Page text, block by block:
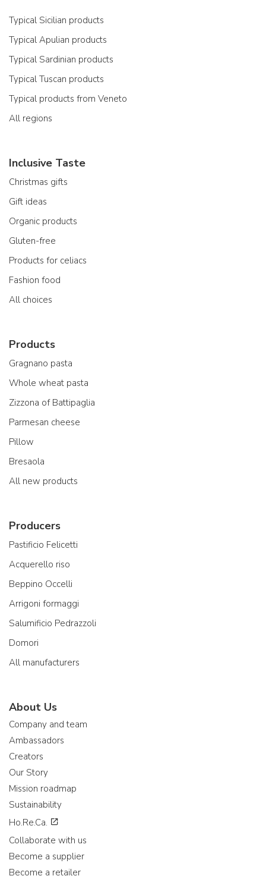
Typical Sicilian products
Typical Apulian products
Typical Sardinian products
Typical Tuscan products
Typical products from Veneto
All regions
Inclusive Taste
Christmas gifts
Gift ideas
Organic products
Gluten-free
Products for celiacs
Fashion food
All choices
Products
Gragnano pasta
Whole wheat pasta
Zizzona of Battipaglia
Parmesan cheese
Pillow
Bresaola
All new products
Producers
Pastificio Felicetti
Acquerello riso
Beppino Occelli
Arrigoni formaggi
Salumificio Pedrazzoli
Domori
All manufacturers
About Us
Company and team
Ambassadors
Creators
Our Story
Mission roadmap
Sustainability
Ho.Re.Ca.
Collaborate with us
Become a supplier
Become a retailer